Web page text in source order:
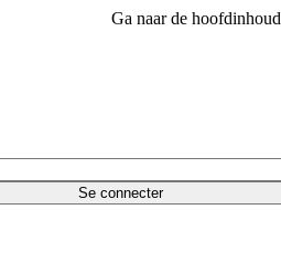
Ga naar de hoofdinhoud
Se connecter